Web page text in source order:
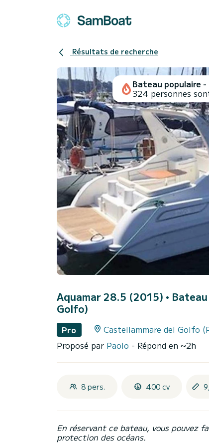
Résultats de recherche
Bateau populaire
324 personnes
Aquamar 28.5 (2015) •
Golfo)
Pro Castellammare del Golfo
Proposé par Paolo - Répond en ~2h
8 pers. 400 cv
En réservant ce bateau, vous pouvez
protection des océans.